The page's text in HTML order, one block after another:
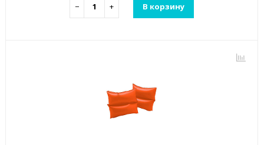
− + В корзину